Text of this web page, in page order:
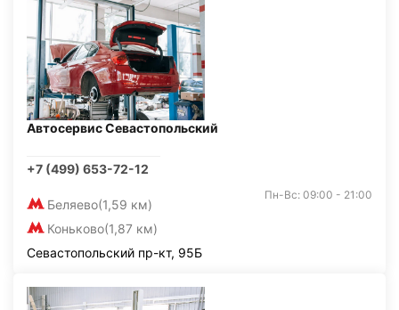
Автосервис Севастопольский
+7 (499) 653-72-12
Беляево(1,59 км)
Коньково(1,87 км)
Пн-Вс: 09:00 - 21:00
Севастопольский пр-кт, 95Б